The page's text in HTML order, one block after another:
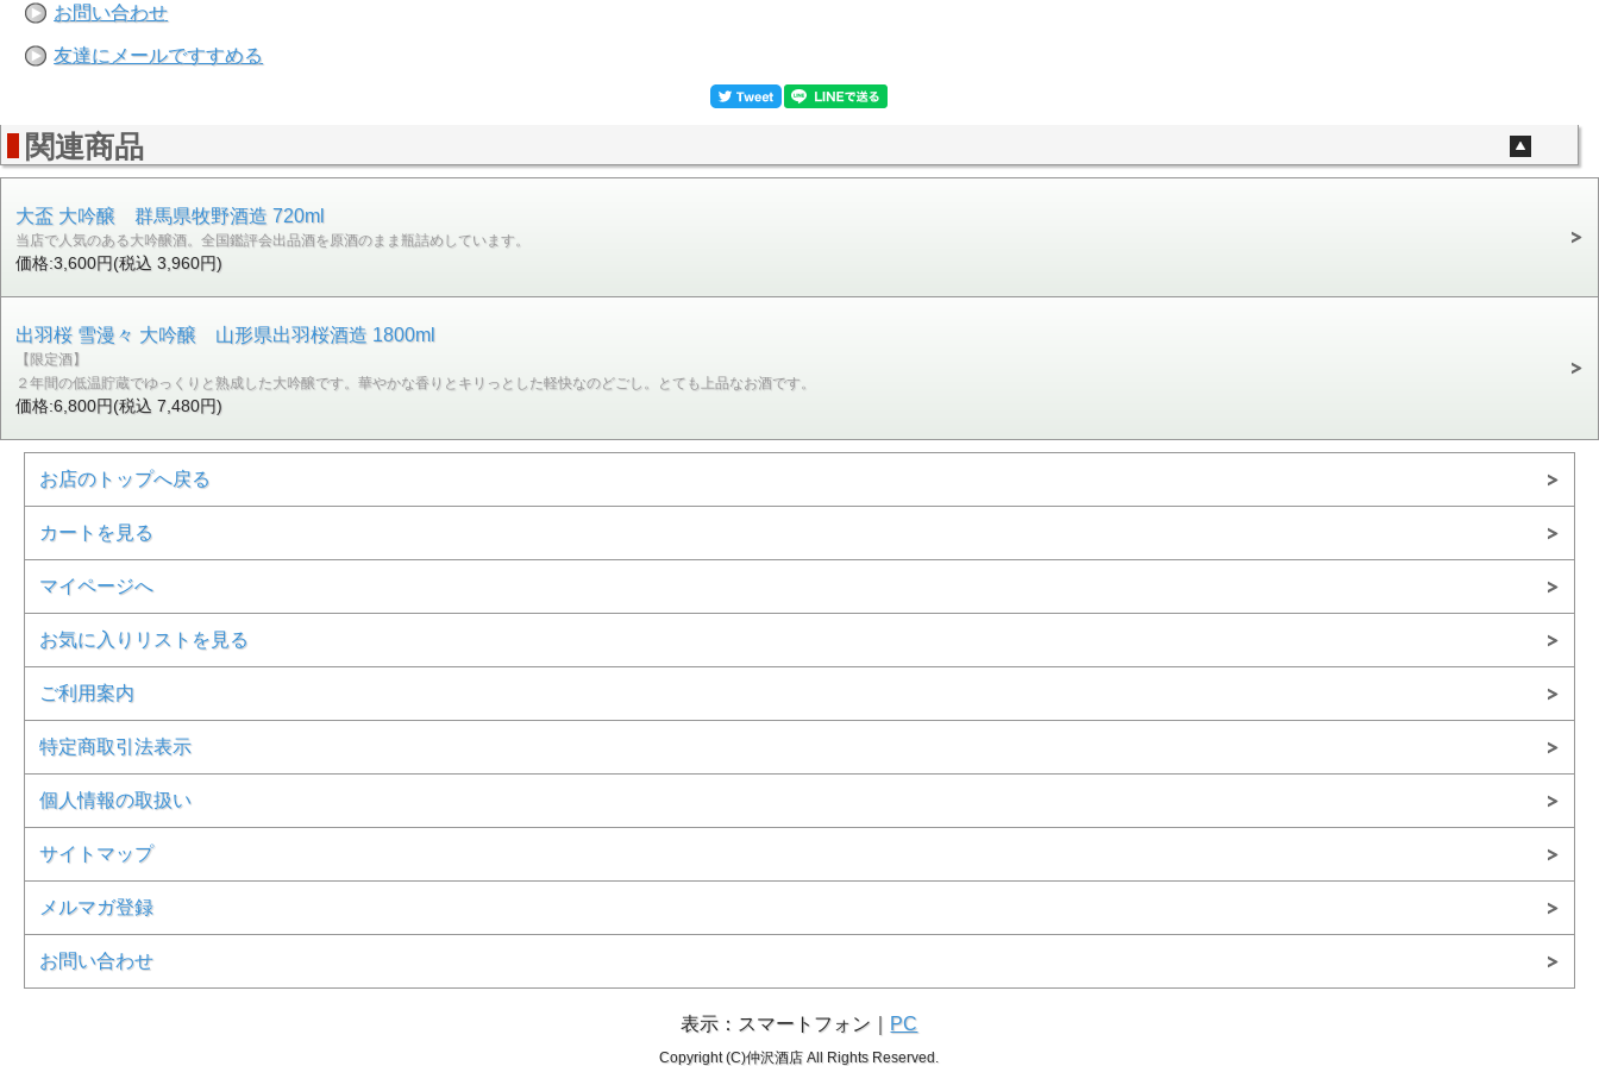
お問い合わせ
友達にメールですすめる
関連商品
大盃 大吟醸 群馬県牧野酒造 720ml
当店で人気のある大吟醸酒。全国鑑評会出品酒を原酒のまま瓶詰めしています。
価格:3,600円(税込 3,960円)
出羽桜 雪漫々 大吟醸 山形県出羽桜酒造 1800ml
【限定酒】
２年間の低温貯蔵でゆっくりと熟成した大吟醸です。華やかな香りとキリっとした軽快なのどごし。とても上品なお酒です。
価格:6,800円(税込 7,480円)
お店のトップへ戻る
カートを見る
マイページへ
お気に入りリストを見る
ご利用案内
特定商取引法表示
個人情報の取扱い
サイトマップ
メルマガ登録
お問い合わせ
表示：スマートフォン｜ PC
Copyright (C)仲沢酒店 All Rights Reserved.